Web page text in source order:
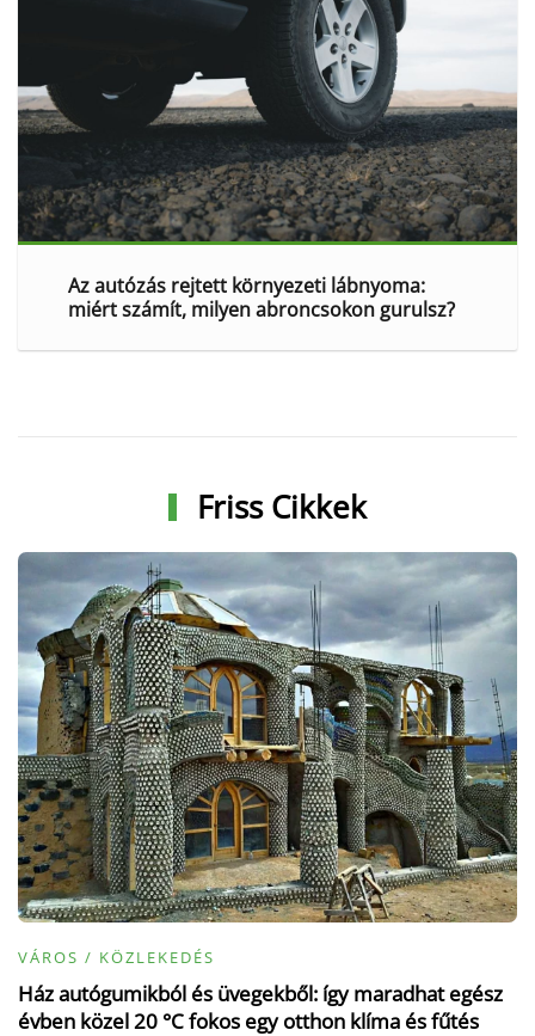
Az autózás rejtett környezeti lábnyoma:
miért számít, milyen abroncsokon gurulsz?
Friss Cikkek
VÁROS / KÖZLEKEDÉS
Ház autógumikból és üvegekből: így maradhat egész
évben közel 20 °C fokos egy otthon klíma és fűtés